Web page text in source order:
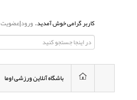
کاربر گرامی خوش آمدید.ورود|عضویت
باشگاه آنلاین ورزشی اوما